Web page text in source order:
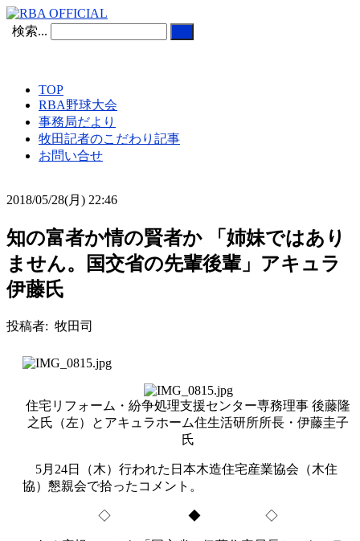
検索...
TOP
RBA野球大会
事務局だより
牧田記者のこだわり記事
お問い合せ
2018/05/28(月) 22:46
知の富者か情の賢者か 「姉妹ではあり
ません。国交省の先輩後輩」アキュラ
伊藤氏
投稿者: 牧田司
住宅リフォーム・紛争処理支援センター専務理事 後藤隆
之氏（左）とアキュラホーム住生活研所所長・伊藤圭子
氏
5月24日（木）行われた日本木造住宅産業協会（木住
協）懇親会で拾ったコメント。
◇ ◆ ◇